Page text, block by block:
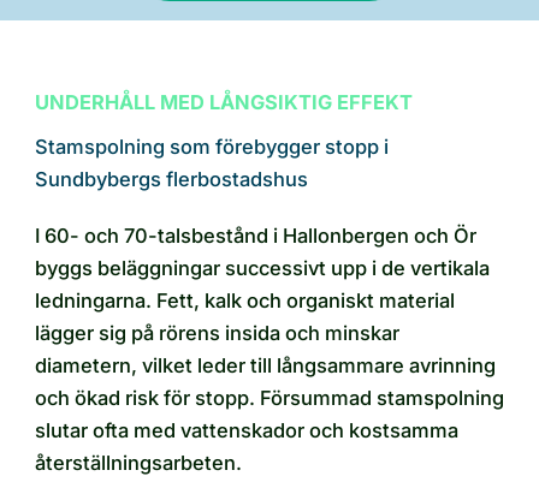
UNDERHÅLL MED LÅNGSIKTIG EFFEKT
Stamspolning som förebygger stopp i
Sundbybergs flerbostadshus
I 60- och 70-talsbestånd i Hallonbergen och Ör
byggs beläggningar successivt upp i de vertikala
ledningarna. Fett, kalk och organiskt material
lägger sig på rörens insida och minskar
diametern, vilket leder till långsammare avrinning
och ökad risk för stopp. Försummad stamspolning
slutar ofta med vattenskador och kostsamma
återställningsarbeten.